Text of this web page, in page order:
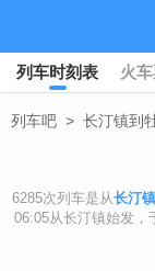
列车时刻表 火
列车吧 > 长汀镇到
6285次列车是从长汀镇
06:05从长汀镇始发，